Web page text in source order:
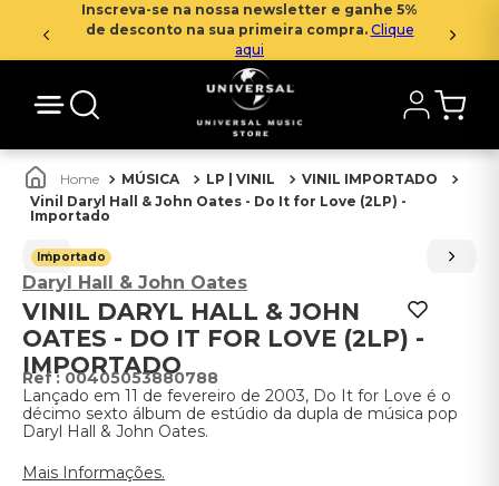
Inscreva-se na nossa newsletter e ganhe 5%
de desconto na sua primeira compra. Clique
aqui
MÚSICA LP | VINIL
VINIL IMPORTADO
Vinil Daryl Hall & John Oates - Do It for Love (2LP) -
Importado
Importado
Daryl Hall & John Oates
VINIL DARYL HALL & JOHN
OATES - DO IT FOR LOVE (2LP) -
IMPORTADO
: 00405053880788
Lançado em 11 de fevereiro de 2003, Do It for Love é o
décimo sexto álbum de estúdio da dupla de música pop
Daryl Hall & John Oates.
Mais Informações.